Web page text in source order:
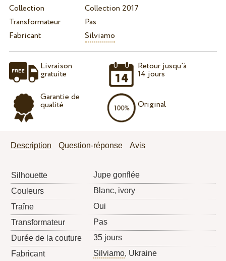
Collection
Collection 2017
Transformateur
Pas
Fabricant
Silviamo
Livraison
gratuite
Garantie de
qualité
Retour jusqu'à
14 jours
Original
Description Question-réponse Avis
Silhouette
Jupe gonflée
Couleurs
Blanc, ivory
Traîne
Oui
Transformateur
Pas
Durée de la couture
35 jours
Fabricant
Silviamo, Ukraine